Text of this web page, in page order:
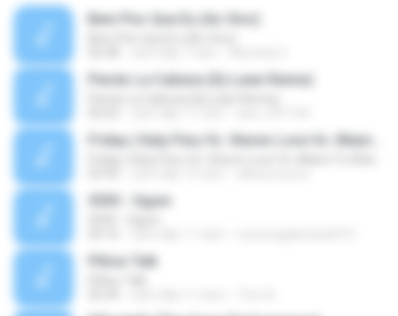
Bem Pior Que Eu (Ao Vivo)
Pierdo La Cabeza (Dj Luian Remix)
3030 - Ogum
Pillow Talk